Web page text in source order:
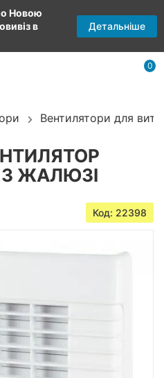
Новою
в
Детальніше
0
Вентилятори для
ЖАЛЮЗІ
Код: 22398